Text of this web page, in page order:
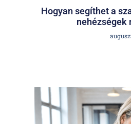
Hogyan segíthet a
nehézségek